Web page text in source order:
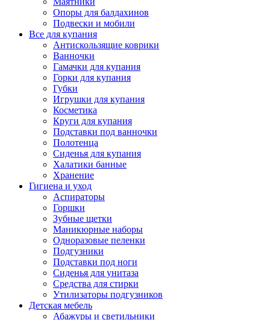
Опоры для балдахинов
Подвески и мобили
Все для купания
Антискользящие коврики
Ванночки
Гамачки для купания
Горки для купания
Губки
Игрушки для купания
Косметика
Круги для купания
Подставки под ванночки
Полотенца
Сиденья для купания
Халатики банные
Хранение
Гигиена и уход
Аспираторы
Горшки
Зубные щетки
Маникюрные наборы
Одноразовые пеленки
Подгузники
Подставки под ноги
Сиденья для унитаза
Средства для стирки
Утилизаторы подгузников
Детская мебель
Абажуры и светильники